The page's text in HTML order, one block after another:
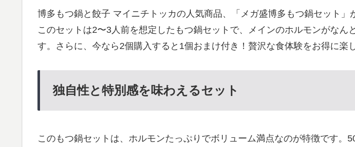
博多もつ鍋と餃子 マイニチトッカの人気商品、「メガ盛博多もつ鍋セット」
このセットは2〜3人前を想定したもつ鍋セットで、メインのホルモンがなん
す。さらに、今なら2個購入すると1個おまけ付き！贅沢な食体験をお得に楽
独自性と特別感を味わえるセット
このもつ鍋セットは、ホルモンたっぷりでボリューム満点なのが特徴です。